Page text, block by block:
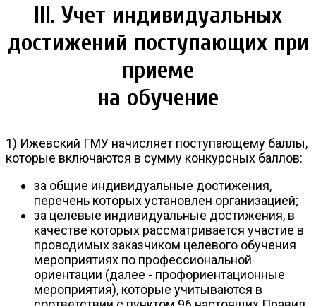
III. Учет индивидуальных
достижений поступающих при
приеме
на обучение
1) Ижевский ГМУ начисляет поступающему баллы,
которые включаются в сумму конкурсных баллов:
за общие индивидуальные достижения,
перечень которых установлен организацией;
за целевые индивидуальные достижения, в
качестве которых рассматривается участие в
проводимых заказчиком целевого обучения
мероприятиях по профессиональной
ориентации (далее - профориентационные
мероприятия), которые учитываются в